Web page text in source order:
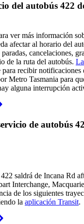
del autobús 422
ver más información
afectar al horario del
cancelaciones,
de la ruta del autobús.
recibir notificaciones
Metro Tasmania para
alguna interrupción
de autobús
saldrá de Incana Rd
Interchange,
de los siguientes
la aplicación Transit.